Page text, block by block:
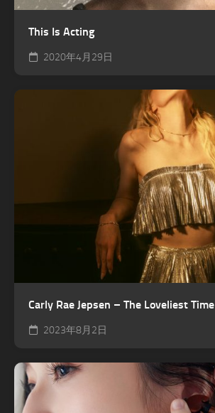
This Is Acting
2020年4月29日
Carly Rae Jepsen – The Loveliest Time
2023年8月2日